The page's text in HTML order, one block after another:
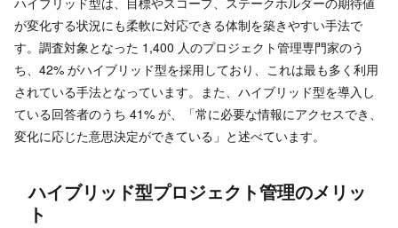
が変化する状況にも柔軟に対応できる体制を築きやすい手法で
す。調査対象となった 1,400 人のプロジェクト管理専門家のう
ち、42% がハイブリッド型を採用しており、これは最も多く利用
されている手法となっています。また、ハイブリッド型を導入し
ている回答者のうち 41% が、「常に必要な情報にアクセスでき、
変化に応じた意思決定ができている」と述べています。
ハイブリッド型プロジェクト管理のメリッ
ト